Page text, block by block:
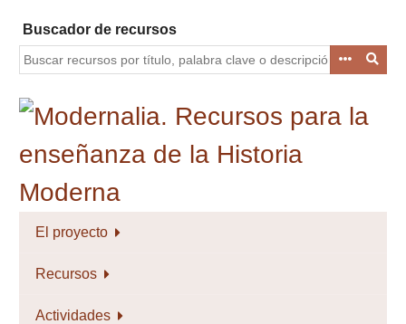
contenido
principal
Buscador de recursos
El proyecto
Recursos
Actividades